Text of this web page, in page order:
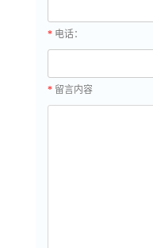
* 电话：
* 留言内容